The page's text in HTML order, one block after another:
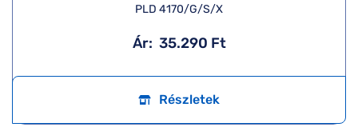
PLD 4170/G/S/X
Ár: 35.290 Ft
Részletek